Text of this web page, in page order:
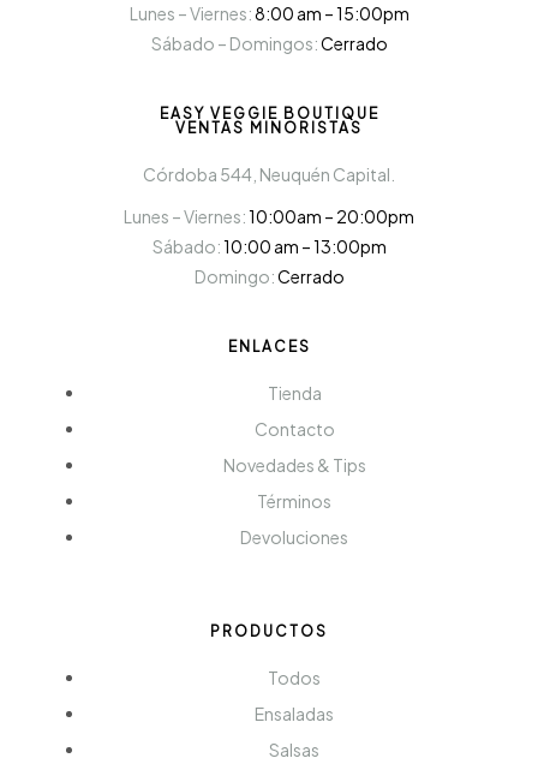
Lunes – Viernes:8:00 am – 15:00pm
Sábado – Domingos:Cerrado
EASY VEGGIE BOUTIQUE
VENTAS MINORISTAS
Córdoba 544, Neuquén Capital.
Lunes – Viernes:10:00am – 20:00pm
Sábado:10:00 am – 13:00pm
Domingo:Cerrado
ENLACES
Tienda
Contacto
Novedades & Tips
Términos
Devoluciones
PRODUCTOS
Todos
Ensaladas
Salsas